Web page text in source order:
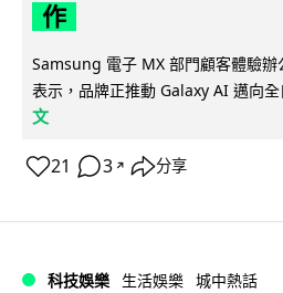
作
Samsung 電子 MX 部門顧客體驗辦
表示，品牌正推動 Galaxy AI 邁向
文
21 3 ↗ 分享
科技娛樂 生活娛樂 城中熱話